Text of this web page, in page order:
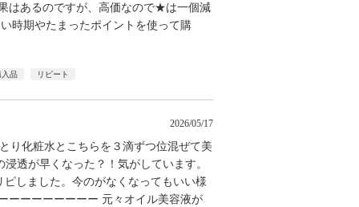
はあるのですが、高価なので★は一個減
時期やたまったポイントを使って購
入品 リピート
2026/05/17
り化粧水とこちらを３滴ずつ位混ぜて美
透が早くなった？！気がしています。
しました。今のがなくなってもいい様
ーーーーーーーー 元々オイル美容液が